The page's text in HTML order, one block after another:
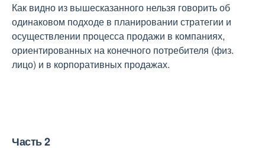
Как видно из вышесказанного нельзя говорить об
одинаковом подходе в планировании стратегии и
осуществлении процесса продажи в компаниях,
ориентированных на конечного потребителя (физ.
лицо) и в корпоративных продажах.
Часть 2